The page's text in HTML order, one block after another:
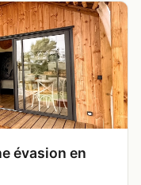
évasion en